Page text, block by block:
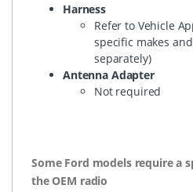
Harness
Refer to Vehicle
specific makes
separately)
Antenna Adapter
Not required
Some Ford models require a
the OEM radio